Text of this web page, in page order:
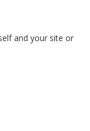
and your site or